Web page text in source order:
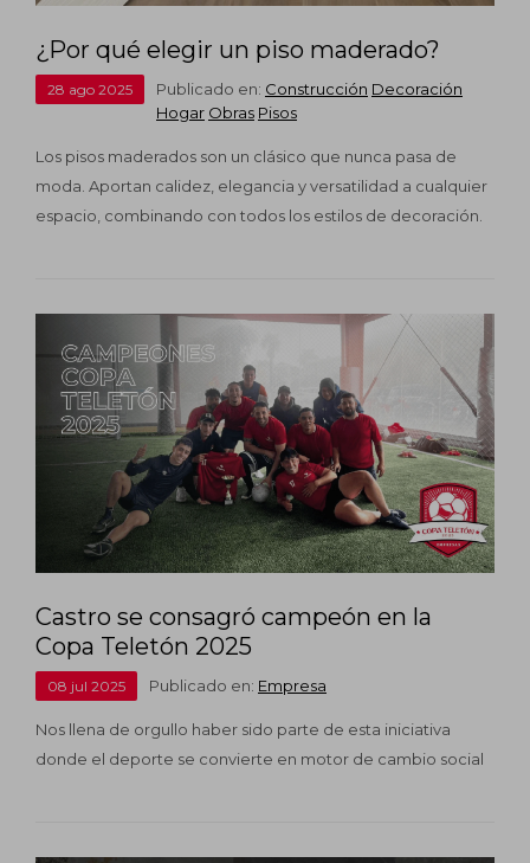
¿Por qué elegir un piso maderado?
28 ago 2025 Publicado en: Construcción Decoración
Hogar Obras Pisos
Los pisos maderados son un clásico que nunca pasa de
moda. Aportan calidez, elegancia y versatilidad a cualquier
espacio, combinando con todos los estilos de decoración.
Castro se consagró campeón en la
Copa Teletón 2025
08 jul 2025 Publicado en: Empresa
Nos llena de orgullo haber sido parte de esta iniciativa
donde el deporte se convierte en motor de cambio social